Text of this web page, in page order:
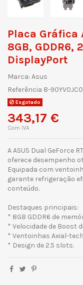
Placa Gráfica
8GB, GDDR6,
DisplayPort
Marca: Asus
Referência 8-
Esgotado
343,17 €
Com IVA
A ASUS Dual GeForce
oferece desempenho
Equipada com
garante refrigeração
conteúdo.
Destaques principais:
* 8GB GDDR6 de
* Velocidade de Boost
* Ventoinhas Axial-
* Design de 2.5 slots.